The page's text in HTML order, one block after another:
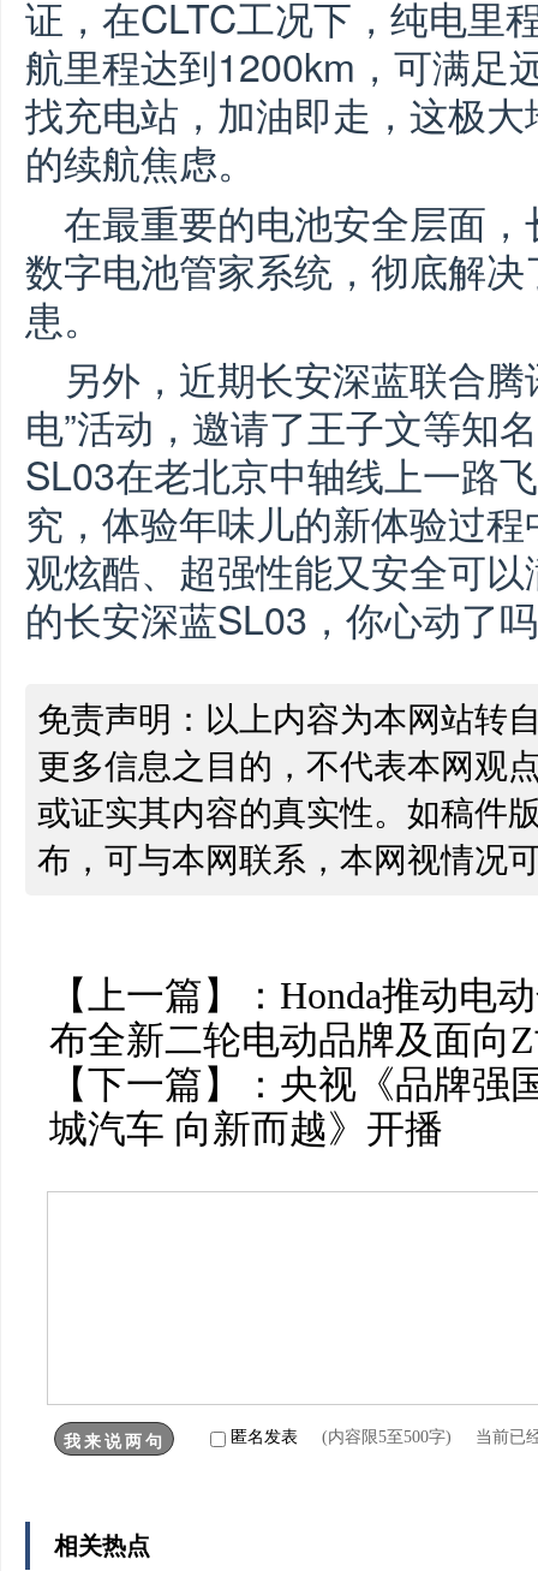
证，在CLTC工况下，纯电里
航里程达到1200km，可满足
找充电站，加油即走，这极
的续航焦虑。
在最重要的电池安全层面
数字电池管家系统，彻底解
患。
另外，近期长安深蓝联合
电”活动，邀请了王子文等知
SL03在老北京中轴线上一路
究，体验年味儿的新体验过
观炫酷、超强性能又安全可
的长安深蓝SL03，你心动了
免责声明：以上内容为本网站转
更多信息之目的，不代表本网观
或证实其内容的真实性。如稿件
布，可与本网联系，本网视情况
【上一篇】： Honda推动电
布全新二轮电动品牌及面向
【下一篇】： 央视《品牌强
城汽车 向新而越》开播
匿名发表 (内容限5至500字) 当前已
相关热点